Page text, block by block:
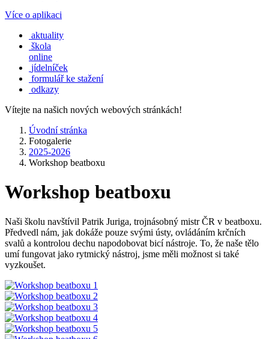
Více o aplikaci
aktuality
škola
online
jídelníček
formulář ke stažení
odkazy
Vítejte na našich nových webových stránkách!
Úvodní stránka
Fotogalerie
2025-2026
Workshop beatboxu
Workshop beatboxu
Naši školu navštívil Patrik Juriga, trojnásobný mistr ČR v beatboxu.
Předvedl nám, jak dokáže pouze svými ústy, ovládáním krčních
svalů a kontrolou dechu napodobovat bicí nástroje. To, že naše tělo
umí fungovat jako rytmický nástroj, jsme měli možnost si také
vyzkoušet.